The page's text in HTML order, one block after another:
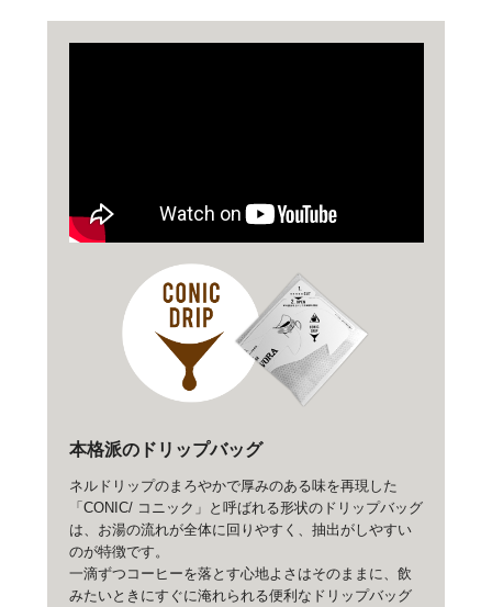
本格派のドリップバッグ
ネルドリップのまろやかで厚みのある味を再現した
「CONIC/ コニック」と呼ばれる形状のドリップバッグ
は、お湯の流れが全体に回りやすく、抽出がしやすい
のが特徴です。
一滴ずつコーヒーを落とす心地よさはそのままに、飲
みたいときにすぐに淹れられる便利なドリップバッグ